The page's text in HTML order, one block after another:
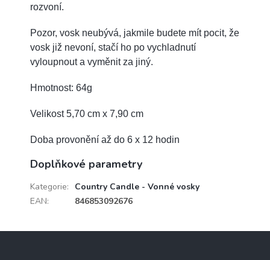
rozvoní.
Pozor, vosk neubývá, jakmile budete mít pocit, že
vosk již nevoní, stačí ho po vychladnutí
vyloupnout a vyměnit za jiný.
Hmotnost: 64g
Velikost 5,70 cm x 7,90 cm
Doba provonění až do 6 x 12 hodin
Doplňkové parametry
Kategorie:
Country Candle - Vonné vosky
EAN: 846853092676